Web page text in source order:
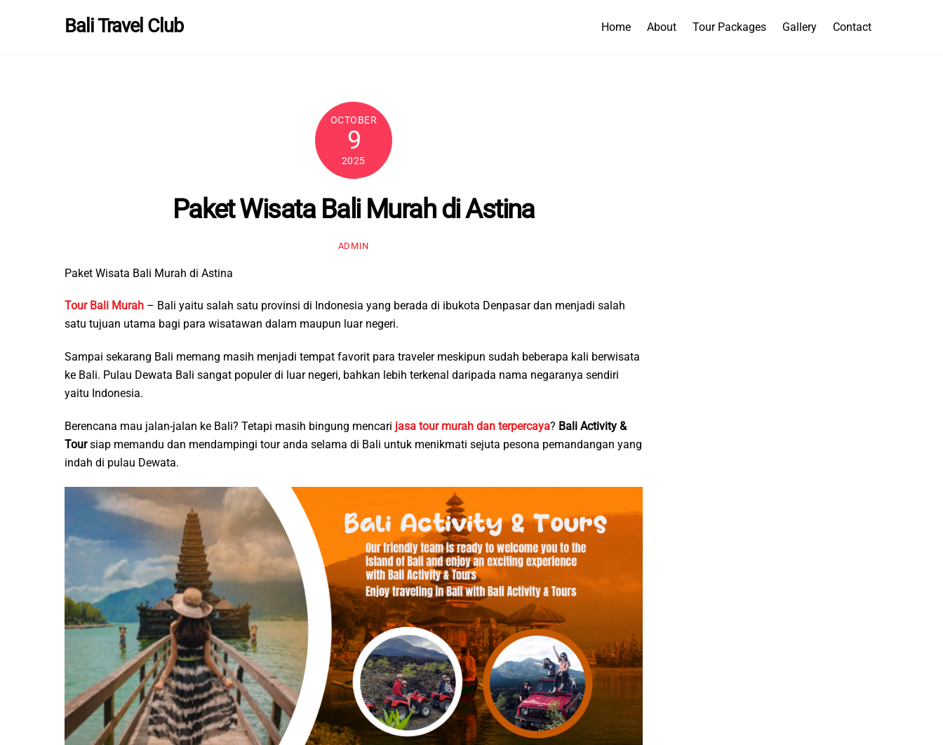
Bali Travel Club Home About Tour Packages Gallery Contact
OCTOBER
9
2025
Paket Wisata Bali Murah di Astina
ADMIN
Paket Wisata Bali Murah di Astina
Tour Bali Murah – Bali yaitu salah satu provinsi di Indonesia yang berada di ibukota Denpasar dan menjadi salah
satu tujuan utama bagi para wisatawan dalam maupun luar negeri.
Sampai sekarang Bali memang masih menjadi tempat favorit para traveler meskipun sudah beberapa kali berwisata
ke Bali. Pulau Dewata Bali sangat populer di luar negeri, bahkan lebih terkenal daripada nama negaranya sendiri
yaitu Indonesia.
Berencana mau jalan-jalan ke Bali? Tetapi masih bingung mencari jasa tour murah dan terpercaya? Bali Activity &
Toursiap memandu dan mendampingi tour anda selama di Bali untuk menikmati sejuta pesona pemandangan yang
indah di pulau Dewata.